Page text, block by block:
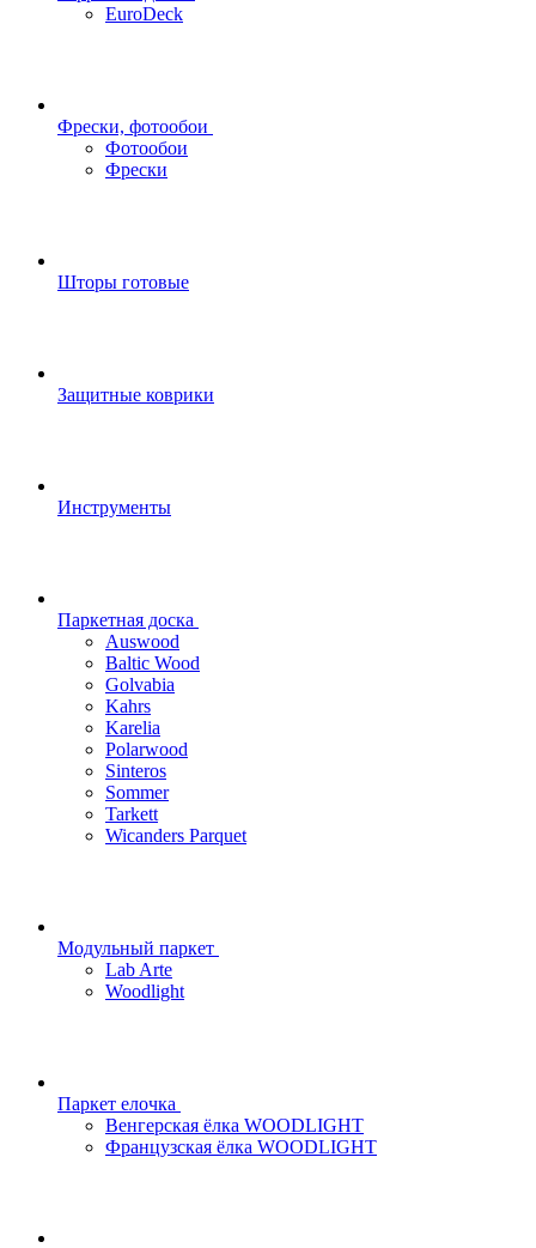
EuroDeck
Фрески, фотообои
Фотообои
Фрески
Шторы готовые
Защитные коврики
Инструменты
Паркетная доска
Auswood
Baltic Wood
Golvabia
Kahrs
Karelia
Polarwood
Sinteros
Sommer
Tarkett
Wicanders Parquet
Модульный паркет
Lab Arte
Woodlight
Паркет елочка
Венгерская ёлка WOODLIGHT
Французская ёлка WOODLIGHT